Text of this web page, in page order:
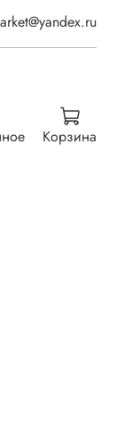
Корзина